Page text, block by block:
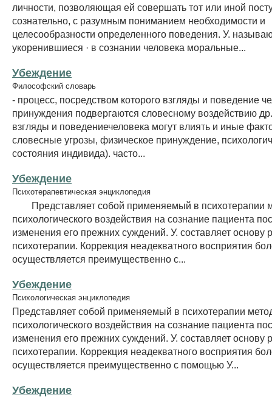
личности, позволяющая ей совершать тот или иной
сознательно, с разумным пониманием необходимости и
целесообразности определенного поведения. У.
укоренившиеся · в сознании человека моральные...
Убеждение
Философский словарь
- процесс, посредством которого взгляды и поведение
принуждения подвергаются словесному воздействию
взгляды и поведениечеловека могут влиять и иные
словесные угрозы, физическое принуждение,
состояния индивида). часто...
Убеждение
Психотерапевтическая энциклопедия
Представляет собой применяемый в психотерапии
психологического воздействия на сознание пациента
изменения его прежних суждений. У. составляет основу
психотерапии. Коррекция неадекватного восприятия
осуществляется преимущественно с...
Убеждение
Психологическая энциклопедия
Представляет собой применяемый в психотерапии
психологического воздействия на сознание пациента
изменения его прежних суждений. У. составляет основу
психотерапии. Коррекция неадекватного восприятия
осуществляется преимущественно с помощью У...
Убеждение